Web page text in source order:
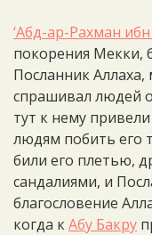
‘Абд-ар-Рахман
покорения Мекки,
Посланник Аллаха,
спрашивал людей
тут к нему
людям побить его
били его плетью,
сандалиями, и
благословение
когда кАбу Бакру